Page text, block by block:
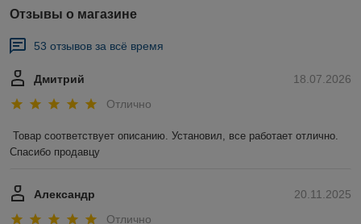
Отзывы о магазине
53 отзывов за всё время
18.07.2026
Дмитрий
Отлично
Товар соответствует описанию. Установил, все работает отлично.
Спасибо продавцу
20.11.2025
Александр
Отлично